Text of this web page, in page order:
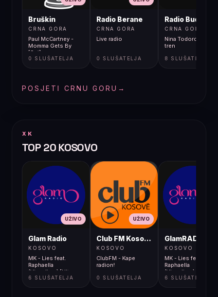
Bruškin
CRNA GORA
Paul McCartney -
Momma Gets By
[9gj]
0 SLUŠATELJA
Radio Berane
CRNA GORA
Live radio
0 SLUŠATELJA
Radio Budva
CRNA GORA
Nina Todorovic -
tren
8 SLUŠATELJA
POSJETI CRNU GORU →
XK
TOP 20 KOSOVO
UŽIVO
Glam Radio
KOSOVO
MK - Lies feat.
Raphaella
(Visualizer) [Ultra
Music]
6 SLUŠATELJA
UŽIVO
Club FM Kosovë
KOSOVO
ClubFM - Kape
radion!
0 SLUŠATELJA
GlamRADIO
KOSOVO
MK - Lies feat.
Raphaella
(Visualizer) [Ultra
Music]
6 SLUŠATELJA